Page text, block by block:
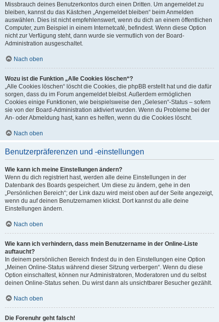
Missbrauch deines Benutzerkontos durch einen Dritten. Um angemeldet zu
bleiben, kannst du das Kästchen „Angemeldet bleiben“ beim Anmelden
auswählen. Dies ist nicht empfehlenswert, wenn du dich an einem öffentlichen
Computer, zum Beispiel in einem Internetcafé, befindest. Wenn diese Option
nicht zur Verfügung steht, dann wurde sie vermutlich von der Board-
Administration ausgeschaltet.
Nach oben
Wozu ist die Funktion „Alle Cookies löschen“?
„Alle Cookies löschen“ löscht die Cookies, die phpBB erstellt hat und die dafür
sorgen, dass du im Forum angemeldet bleibst. Außerdem ermöglichen
Cookies einige Funktionen, wie beispielsweise den „Gelesen“-Status – sofern
sie von der Board-Administration aktiviert wurden. Wenn du Probleme bei der
An- oder Abmeldung hast, kann es helfen, wenn du die Cookies löscht.
Nach oben
Benutzerpräferenzen und -einstellungen
Wie kann ich meine Einstellungen ändern?
Wenn du dich registriert hast, werden alle deine Einstellungen in der
Datenbank des Boards gespeichert. Um diese zu ändern, gehe in den
„Persönlichen Bereich“; der Link dazu wird meist oben auf der Seite angezeigt,
wenn du auf deinen Benutzernamen klickst. Dort kannst du alle deine
Einstellungen ändern.
Nach oben
Wie kann ich verhindern, dass mein Benutzername in der Online-Liste
auftaucht?
In deinem persönlichen Bereich findest du in den Einstellungen eine Option
„Meinen Online-Status während dieser Sitzung verbergen“. Wenn du diese
Option einschaltest, können nur Administratoren, Moderatoren und du selbst
deinen Online-Status sehen. Du wirst dann als unsichtbarer Besucher gezählt.
Nach oben
Die Forenuhr geht falsch!